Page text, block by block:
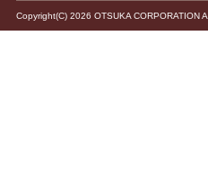
Copyright(C) 2026 OTSUKA CORPORATION